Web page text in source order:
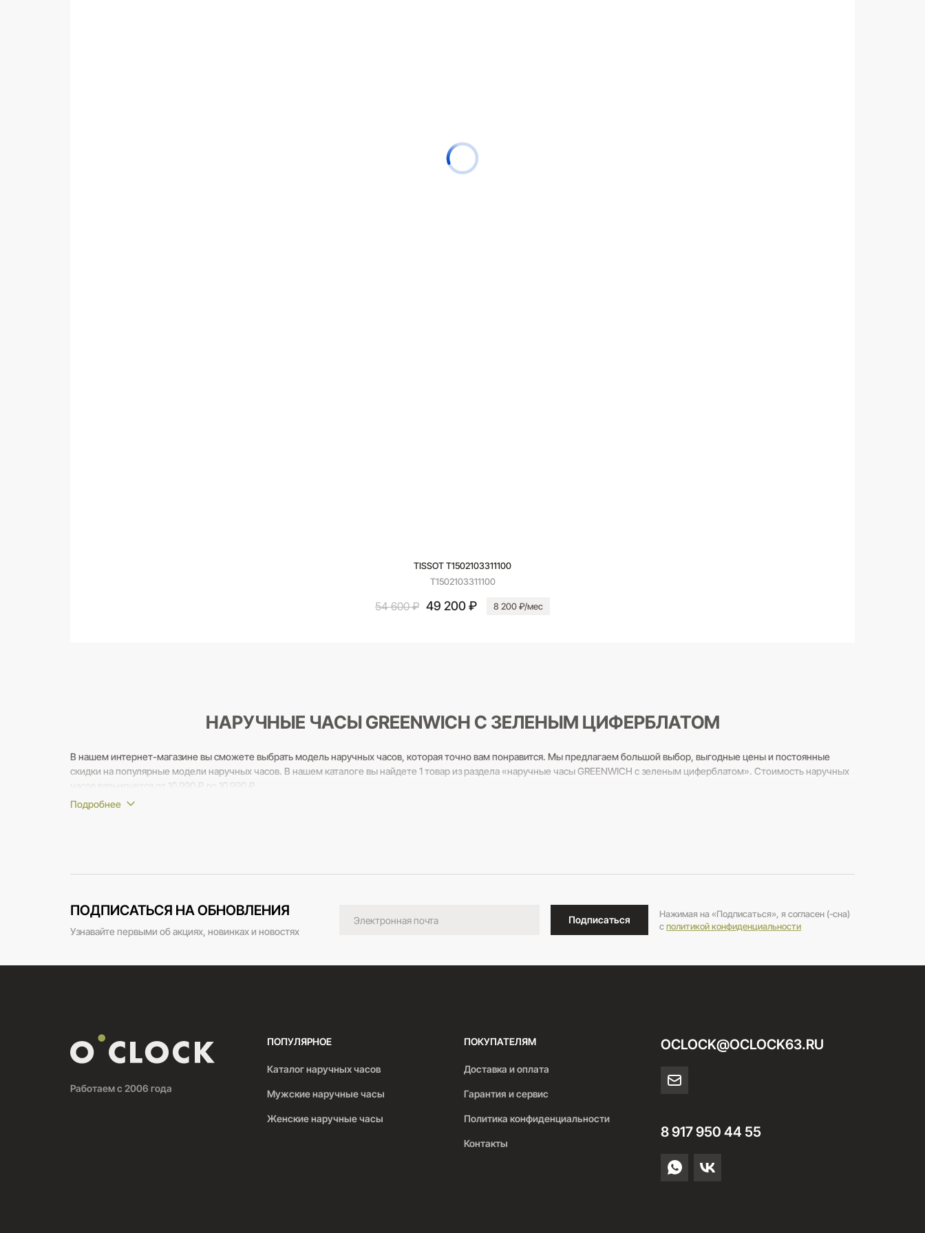
TISSOT T1502103311100
T1502103311100
54 600 ₽ 49 200 ₽ 8 200 ₽/мес
НАРУЧНЫЕ ЧАСЫ GREENWICH С ЗЕЛЕНЫМ ЦИФЕРБЛАТОМ
В нашем интернет-магазине вы сможете выбрать модель наручных часов, которая точно вам понравится. Мы предлагаем большой выбор, выгодные цены и постоянные
скидки на популярные модели наручных часов. В нашем каталоге вы найдете 1 товар из раздела «наручные часы GREENWICH с зеленым циферблатом». Стоимость наручных
часов варьируется от 10 990 ₽ до 10 990 ₽.
ПОДПИСАТЬСЯ НА ОБНОВЛЕНИЯ
Узнавайте первыми об акциях, новинках и новостях
Подписаться
Нажимая на «Подписаться», я согласен (-сна)
cполитикой конфиденциальности
Работаем с 2006 года
ПОПУЛЯРНОЕ
Каталог наручных часов
Мужские наручные часы
Женские наручные часы
ПОКУПАТЕЛЯМ
Доставка и оплата
Гарантия и сервис
Политика конфиденциальности
Контакты
OCLOCK@OCLOCK63.RU
8 917 950 44 55